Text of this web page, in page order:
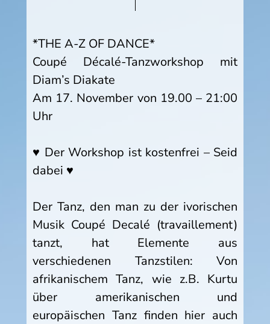
*THE A-Z OF DANCE*
Coupé Décalé-Tanzworkshop mit
Diam’s Diakate
Am 17. November von 19.00 – 21:00
Uhr
♥ Der Workshop ist kostenfrei – Seid
dabei ♥
Der Tanz, den man zu der ivorischen
Musik Coupé Decalé (travaillement)
tanzt, hat Elemente aus
verschiedenen Tanzstilen: Von
afrikanischem Tanz, wie z.B. Kurtu
über amerikanischen und
europäischen Tanz finden hier auch